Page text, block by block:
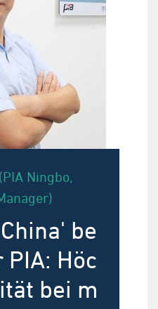
Ningbo,
be
Höc
bei m